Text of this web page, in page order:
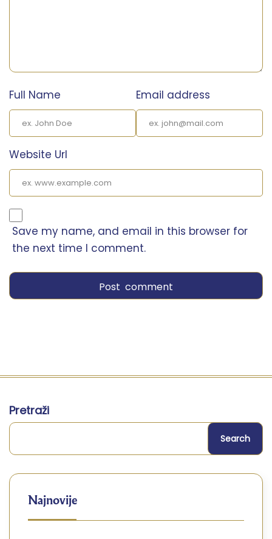
Full Name Email address
Website Url
Save my name, and email in this browser for
the next time I comment.
Pretraži
Search
Najnovije